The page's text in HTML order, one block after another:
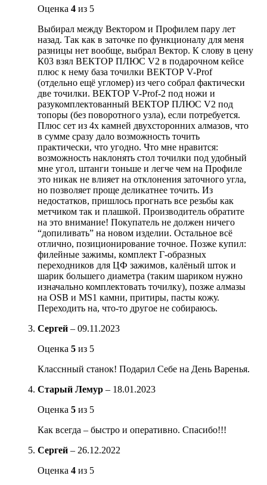
Оценка 4 из 5
Выбирал между Вектором и Профилем пару лет
назад. Так как в заточке по функционалу для меня
разницы нет вообще, выбрал Вектор. К слову в цену
К03 взял ВЕКТОР ПЛЮС V2 в подарочном кейсе
плюс к нему база точилки ВЕКТОР V-Prof
(отдельно ещё угломер) из чего собрал фактически
две точилки. ВЕКТОР V-Prof-2 под ножи и
разукомплектованный ВЕКТОР ПЛЮС V2 под
топоры (без поворотного узла), если потребуется.
Плюс сет из 4х камней двухсторонних алмазов, что
в сумме сразу дало возможность точить
практически, что угодно. Что мне нравится:
возможность наклонять стол точилки под удобный
мне угол, штанги тоньше и легче чем на Профиле
это никак не влияет на отклонения заточного угла,
но позволяет проще деликатнее точить. Из
недостатков, пришлось прогнать все резьбы как
метчиком так и плашкой. Производитель обратите
на это внимание! Покупатель не должен ничего
“допиливать” на новом изделии. Остальное всё
отлично, позиционирование точное. Позже купил:
филейные зажимы, комплект Г-образных
переходников для ЦФ зажимов, калёный шток и
шарик большего диаметра (таким шариком нужно
изначально комплектовать точилку), позже алмазы
на OSB и MS1 камни, притиры, пасты кожу.
Переходить на, что-то другое не собираюсь.
Сергей – 09.11.2023
Оценка 5 из 5
Класснный станок! Подарил Себе на День Варенья.
Старый Лемур – 18.01.2023
Оценка 5 из 5
Как всегда – быстро и оперативно. Спасибо!!!
Сергей – 26.12.2022
Оценка 4 из 5